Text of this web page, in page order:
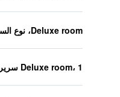
Deluxe room، نوع السرير غير معروف
Deluxe room، 1 سرير كينغ